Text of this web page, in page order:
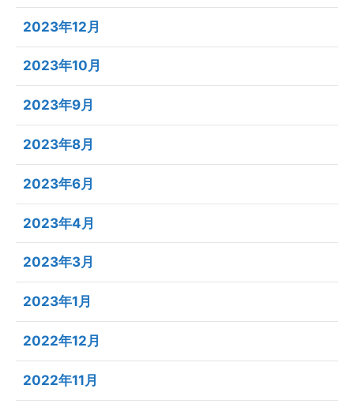
2023年12月
2023年10月
2023年9月
2023年8月
2023年6月
2023年4月
2023年3月
2023年1月
2022年12月
2022年11月